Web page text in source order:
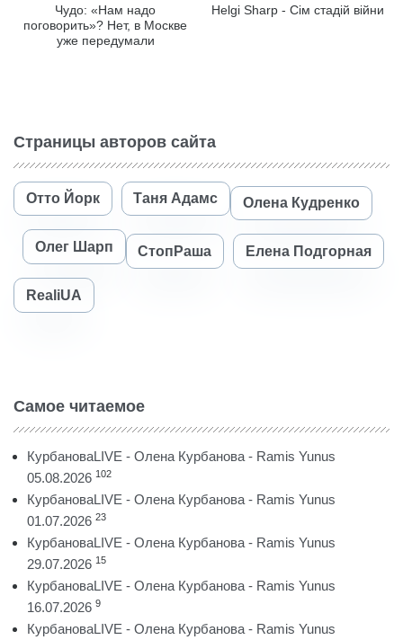
Чудо: «Нам надо
поговорить»? Нет, в Москве
уже передумали
Helgi Sharp - Сім стадій війни
Страницы авторов сайта
Отто Йорк Таня Адамс Олена Кудренко
Олег Шарп СтопРаша Елена Подгорная
RealiUA
Самое читаемое
КурбановаLIVE - Олена Курбанова - Ramis Yunus
05.08.2026 102
КурбановаLIVE - Олена Курбанова - Ramis Yunus
01.07.2026 23
КурбановаLIVE - Олена Курбанова - Ramis Yunus
29.07.2026 15
КурбановаLIVE - Олена Курбанова - Ramis Yunus
16.07.2026 9
КурбановаLIVE - Олена Курбанова - Ramis Yunus